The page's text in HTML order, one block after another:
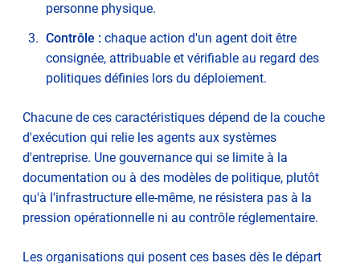
personne physique.
Contrôle : chaque action d'un agent doit être
consignée, attribuable et vérifiable au regard des
politiques définies lors du déploiement.
Chacune de ces caractéristiques dépend de la couche
d'exécution qui relie les agents aux systèmes
d'entreprise. Une gouvernance qui se limite à la
documentation ou à des modèles de politique, plutôt
qu'à l'infrastructure elle-même, ne résistera pas à la
pression opérationnelle ni au contrôle réglementaire.
Les organisations qui posent ces bases dès le départ